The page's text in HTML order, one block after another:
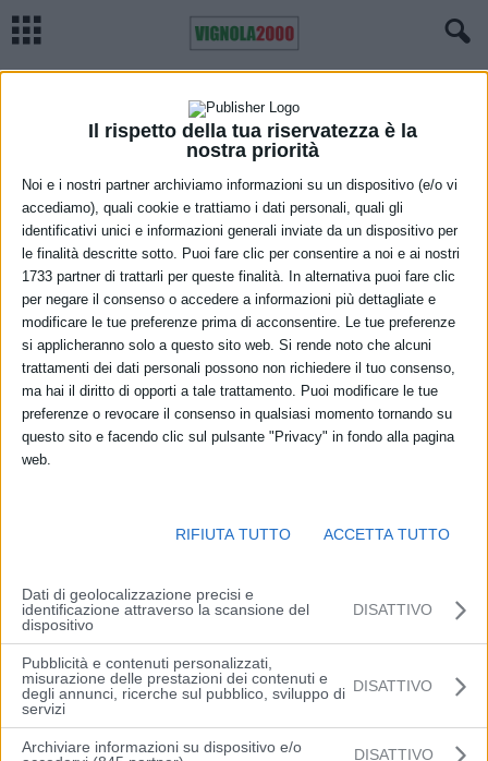
Il rispetto della tua riservatezza è la
nostra priorità
Noi e i nostri partner archiviamo informazioni su un dispositivo (e/o vi
accediamo), quali cookie e trattiamo i dati personali, quali gli
identificativi unici e informazioni generali inviate da un dispositivo per
le finalità descritte sotto. Puoi fare clic per consentire a noi e ai nostri
1733 partner di trattarli per queste finalità. In alternativa puoi fare clic
per negare il consenso o accedere a informazioni più dettagliate e
modificare le tue preferenze prima di acconsentire. Le tue preferenze
si applicheranno solo a questo sito web. Si rende noto che alcuni
trattamenti dei dati personali possono non richiedere il tuo consenso,
ma hai il diritto di opporti a tale trattamento. Puoi modificare le tue
preferenze o revocare il consenso in qualsiasi momento tornando su
questo sito e facendo clic sul pulsante "Privacy" in fondo alla pagina
web.
RIFIUTA TUTTO ACCETTA TUTTO
Dati di geolocalizzazione precisi e
identificazione attraverso la scansione del
dispositivo
DISATTIVO
Pubblicità e contenuti personalizzati,
misurazione delle prestazioni dei contenuti e
degli annunci, ricerche sul pubblico, sviluppo di
servizi
DISATTIVO
Archiviare informazioni su dispositivo e/o
DISATTIVO
Home Regione
In A13 regolarmente aperto il tratto Occhiobello-Rovigo sud
In A13 regolarmente aperto il tratto
Occhiobello-Rovigo sud Villamarzana
verso Padova
21 Ottobre 2022
erano previste nelle due notti di sabato 22 e domenica 23 ottobre.
parcheggio “Quattro vie”, situata al km 50+750, in direzione di
Padova.